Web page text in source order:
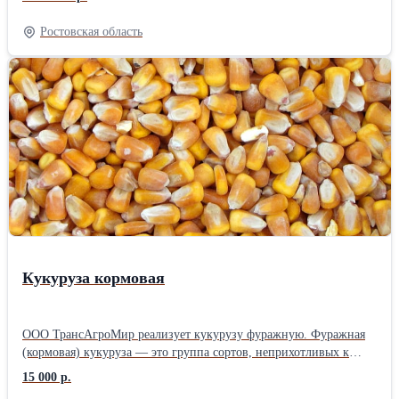
Механическая регулировка глубины обработки • Клиренс 87 см •
Стояночная нога • Транспортное и оборотное колесо 500/45-22,5
с анти-шоковым азотным подрессориванием • Перьевой отвал
для работы на глубину 20-38 см.
Ростовская область
Кукуруза кормовая
ООО ТрансАгроМир реализует кукурузу фуражную. Фуражная
(кормовая) кукуруза — это группа сортов, неприхотливых к
условиям выращивания, но обладающих пониженными
вкусовыми качествами. Зерно таких растений используется в
15 000 р.